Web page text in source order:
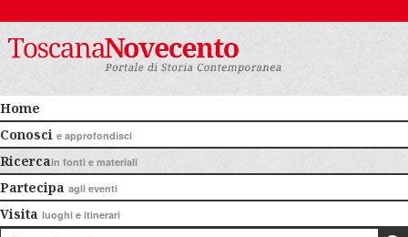
Home
Conosci e approfondisci
Ricercain fonti e materiali
Partecipa agli eventi
Visita luoghi e itinerari